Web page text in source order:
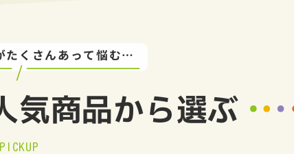
たくさんあって悩む…
気商品から選ぶ
PICKUP